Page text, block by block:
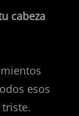
cabeza
esos